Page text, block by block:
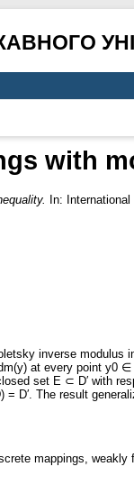
with
In:
inverse modulus
at every point y0
set E ⊂ D′ with
D′. The result
mappings, weakly